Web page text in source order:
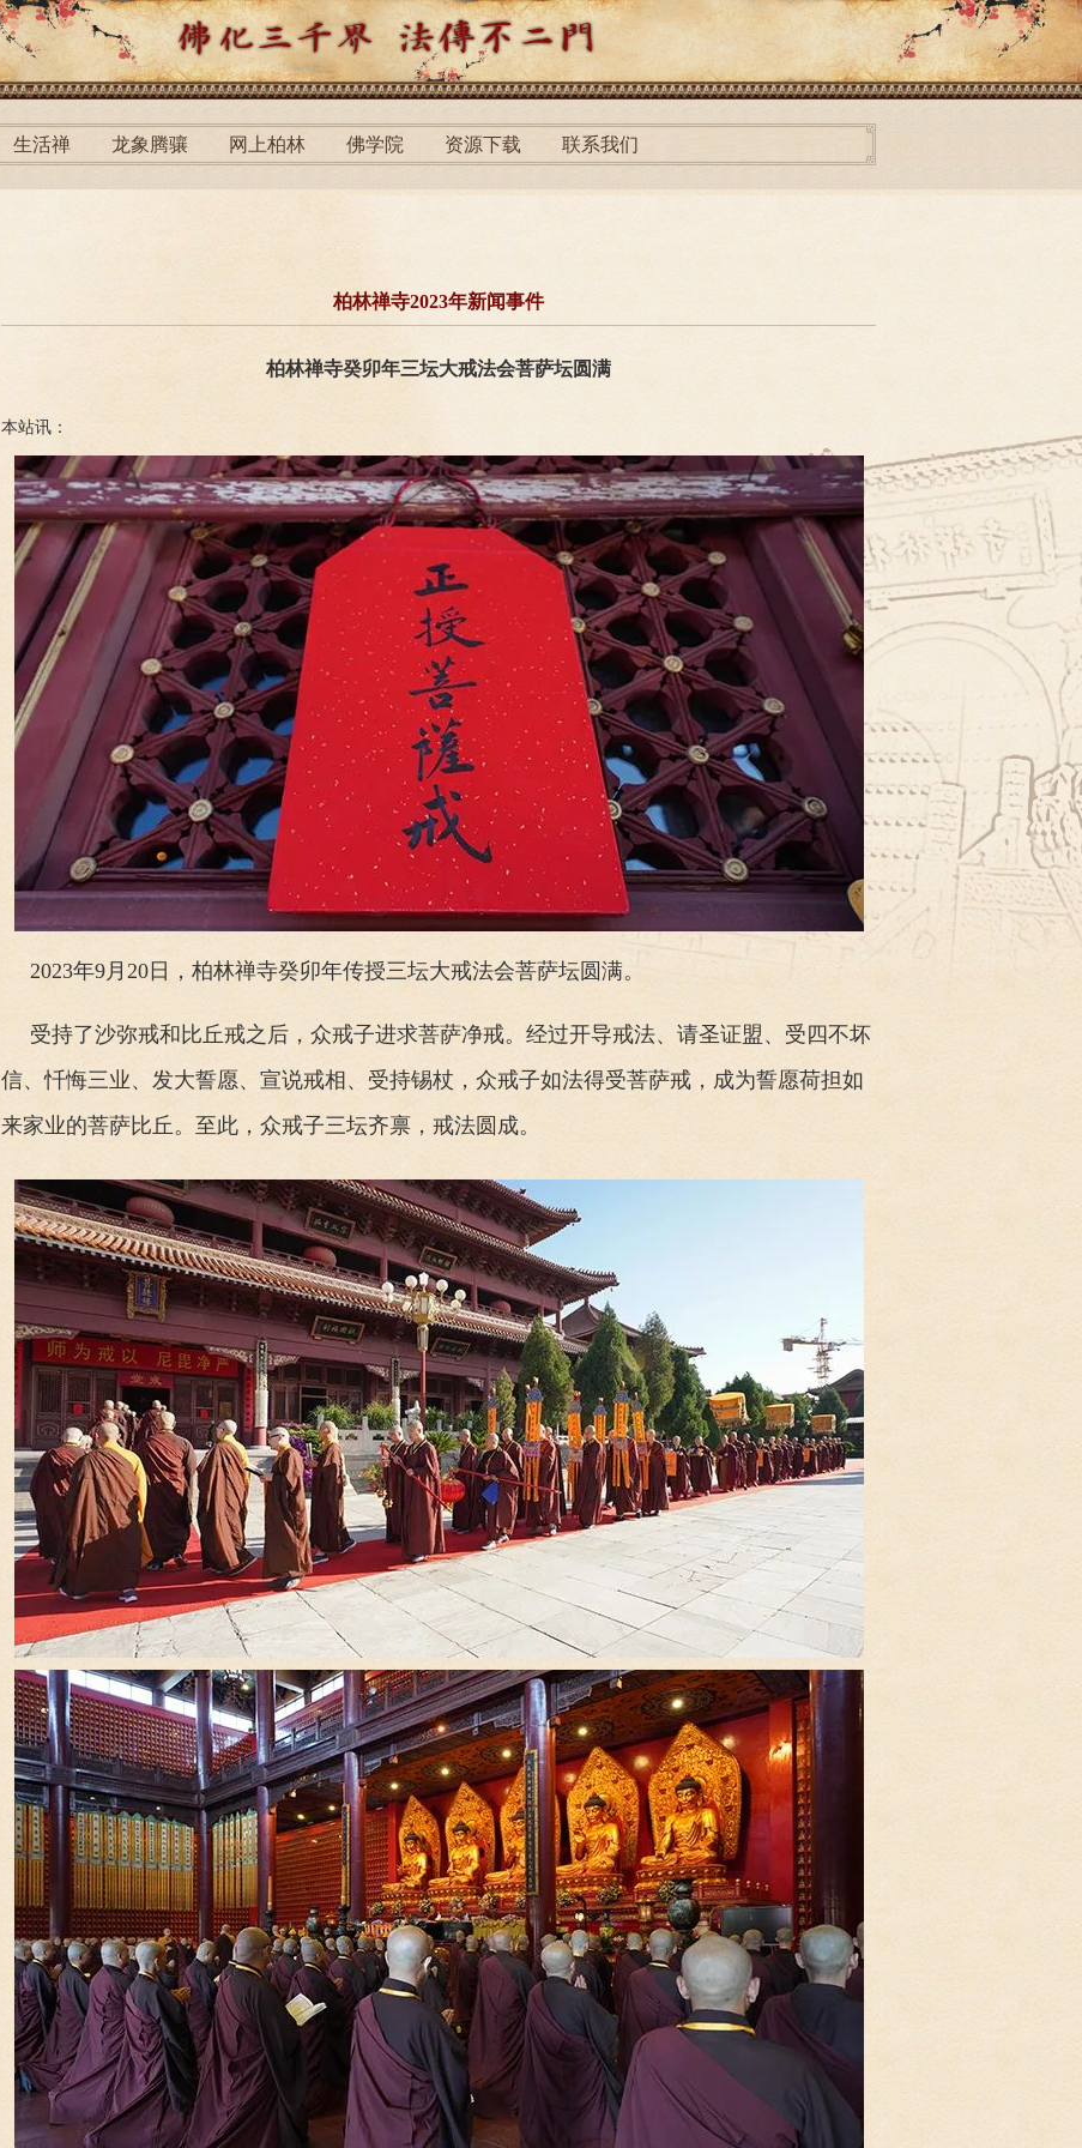
生活禅 龙象腾骧 网上柏林 佛学院 资源下载 联系我们
柏林禅寺2023年新闻事件
柏林禅寺癸卯年三坛大戒法会菩萨坛圆满
本站讯：
2023年9月20日，柏林禅寺癸卯年传授三坛大戒法会菩萨坛圆满。
受持了沙弥戒和比丘戒之后，众戒子进求菩萨净戒。经过开导戒法、请圣证盟、受四不坏
信、忏悔三业、发大誓愿、宣说戒相、受持锡杖，众戒子如法得受菩萨戒，成为誓愿荷担如
来家业的菩萨比丘。至此，众戒子三坛齐禀，戒法圆成。